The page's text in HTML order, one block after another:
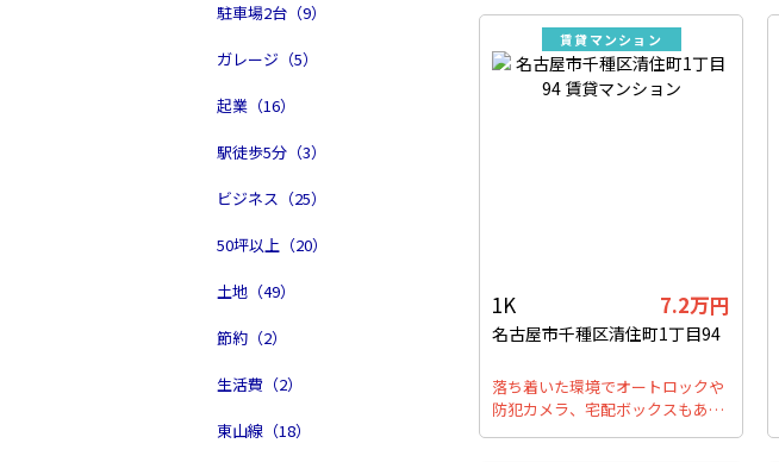
駐車場2台（9）
ガレージ（5）
起業（16）
駅徒歩5分（3）
ビジネス（25）
50坪以上（20）
土地（49）
節約（2）
生活費（2）
東山線（18）
賃貸マンション
1K 7.2万円
名古屋市千種区清住町1丁目94
落ち着いた環境でオートロックや
防犯カメラ、宅配ボックスもあ…